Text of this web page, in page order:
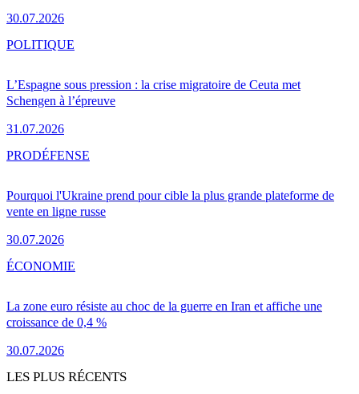
30.07.2026
L’Espagne sous pression : la crise migratoire de Ceuta met
Schengen à l’épreuve
31.07.2026
POLITIQUE
Pourquoi l'Ukraine prend pour cible la plus grande plateforme de
vente en ligne russe
30.07.2026
PRODÉFENSE
La zone euro résiste au choc de la guerre en Iran et affiche une
croissance de 0,4 %
30.07.2026
ÉCONOMIE
LES PLUS RÉCENTS